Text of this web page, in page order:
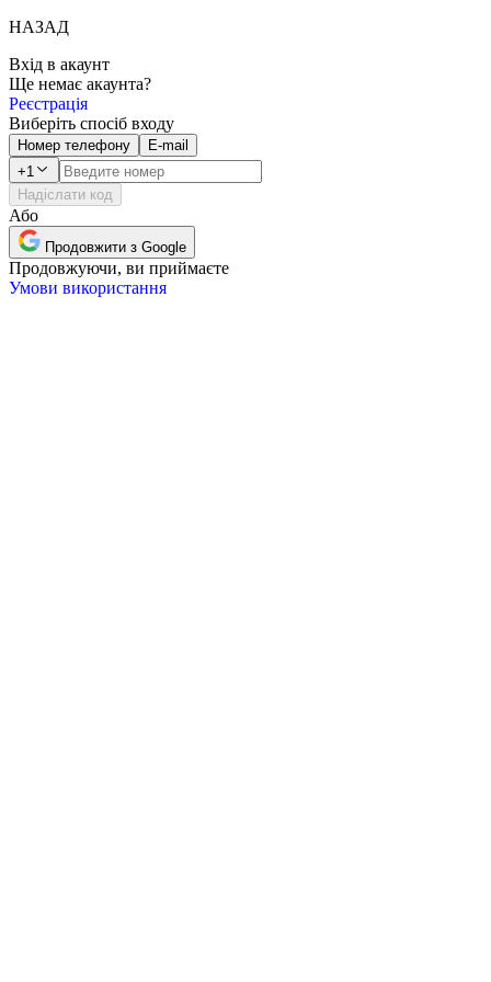
НАЗАД
Вхід в акаунт
Ще немає акаунта?
Реєстрація
Виберіть спосіб входу
Номер телефону
E-mail
+1
Надіслати код
Або
Продовжити з Google
Продовжуючи, ви приймаєте
Умови використання